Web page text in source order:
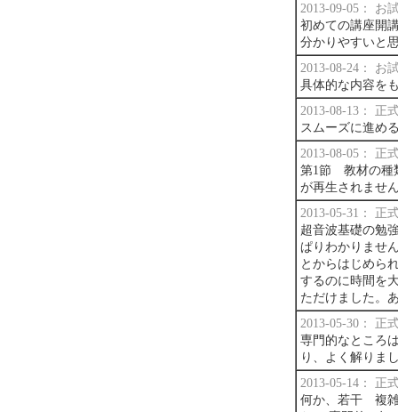
2013-09-05： お
初めての講座開
分かりやすいと
2013-08-24： お
具体的な内容を
2013-08-13： 正
スムーズに進め
2013-08-05： 正
第1節 教材の種
が再生されませ
2013-05-31： 正
超音波基礎の勉
ぱりわかりませ
とからはじめら
するのに時間を
ただけました。
2013-05-30： 正
専門的なところ
り、よく解りま
2013-05-14： 正
何か、若干 複雑